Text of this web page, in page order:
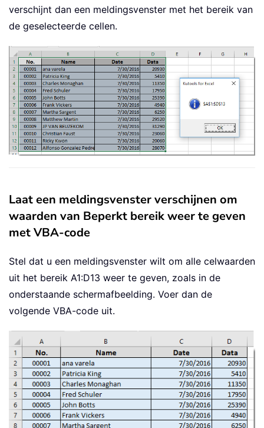
verschijnt dan een meldingsvenster met het bereik van
de geselecteerde cellen.
Laat een meldingsvenster verschijnen om
waarden van Beperkt bereik weer te geven
met VBA-code
Stel dat u een meldingsvenster wilt om alle celwaarden
uit het bereik A1:D13 weer te geven, zoals in de
onderstaande schermafbeelding. Voer dan de
volgende VBA-code uit.